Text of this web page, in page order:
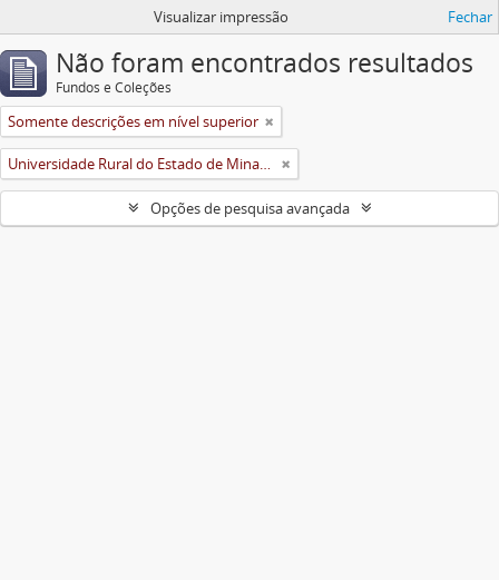
Visualizar impressão Fechar
Não foram encontrados resultados
Fundos e Coleções
Somente descrições em nível superior
Universidade Rural do Estado de Minas Gerais (Uremg)
Opções de pesquisa avançada